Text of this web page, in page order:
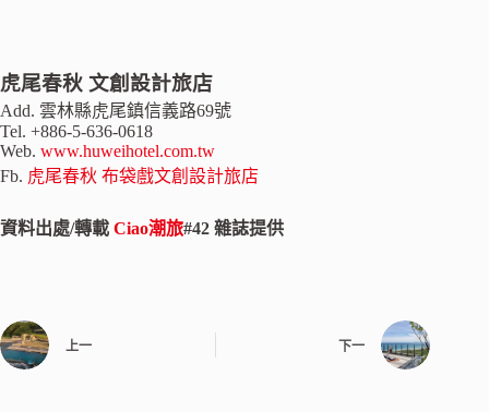
虎尾春秋 文創設計旅店
Add. 雲林縣虎尾鎮信義路69號
Tel. +886-5-636-0618
Web. www.huweihotel.com.tw
Fb. 虎尾春秋 布袋戲文創設計旅店
資料出處/轉載 Ciao潮旅#42 雜誌提供
上一 下一